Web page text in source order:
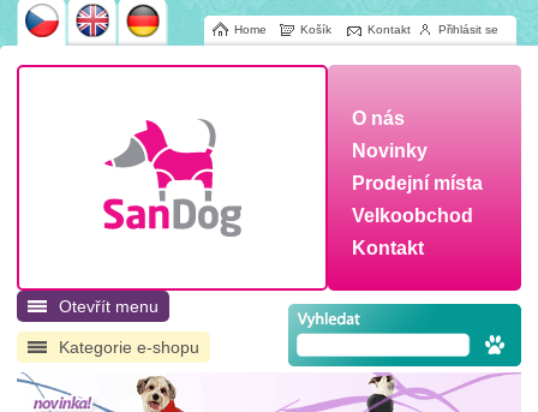
Home Košík Kontakt Přihlásit se
O nás
Novinky
Prodejní místa
Velkoobchod
Kontakt
Otevřít menu
Kategorie e-shopu